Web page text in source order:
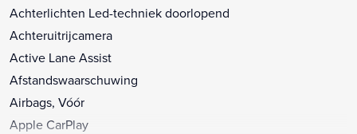
Achterlichten Led-techniek doorlopend
Achteruitrijcamera
Active Lane Assist
Afstandswaarschuwing
Airbags, Vóór
Apple CarPlay